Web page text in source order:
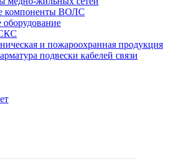
компоненты ВОЛС
оборудование
и пожароохранная продукция
подвески кабелей связи